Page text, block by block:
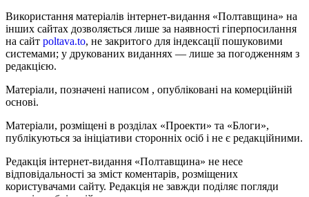
Використання матеріалів інтернет-видання «Полтавщина» на
інших сайтах дозволяється лише за наявності гіперпосилання
на сайт poltava.to, не закритого для індексації пошуковими
системами; у друкованих виданнях — лише за погодженням з
редакцією.
Матеріали, позначені написом , опубліковані на комерційній
основі.
Матеріали, розміщені в розділах «Проекти» та «Блоги»,
публікуються за ініціативи сторонніх осіб і не є редакційними.
Редакція інтернет-видання «Полтавщина» не несе
відповідальності за зміст коментарів, розміщених
користувачами сайту. Редакція не завжди поділяє погляди